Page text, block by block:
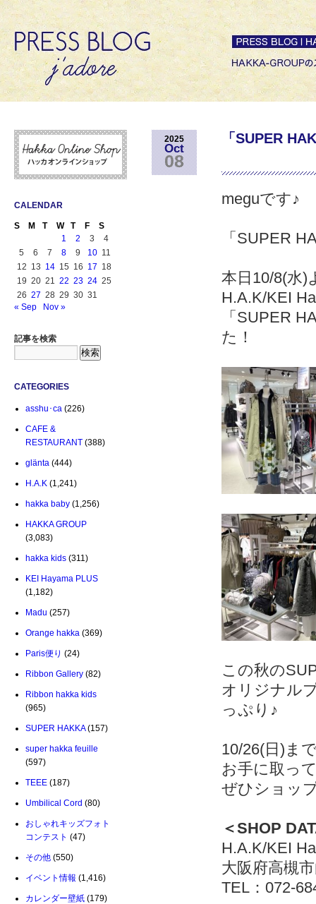
CALENDAR
S M T W T F
S
1
2 3
4
5
6 7 8 9 10 11
12 13 14 15 16 17 18
19 20 21 22 23 24 25
26 27 28 29 30 31
« Sep
Nov »
記事を検索
CATEGORIES
asshu･ca (226)
CAFE &
RESTAURANT (388)
glänta (444)
H.A.K (1,241)
hakka baby (1,256)
HAKKA GROUP
(3,083)
hakka kids (311)
KEI Hayama PLUS
(1,182)
Madu (257)
Orange hakka (369)
Paris便り (24)
Ribbon Gallery (82)
Ribbon hakka kids
(965)
SUPER HAKKA(157)
super hakka feuille
(597)
TEEE (187)
Umbilical Cord (80)
おしゃれキッズフォト
コンテスト (47)
その他 (550)
イベント情報 (1,416)
カレンダー壁紙 (179)
2025
Oct
08
「SUPER
meguです♪
「SUPER
本日10/8(水)
H.A.K/KEI
「SUPER
た！
この秋の
オリジナル
っぷり♪
10/26(日)ま
お手に取っ
ぜひショッ
＜SHOP
H.A.K/KEI
大阪府高槻
TEL：072-